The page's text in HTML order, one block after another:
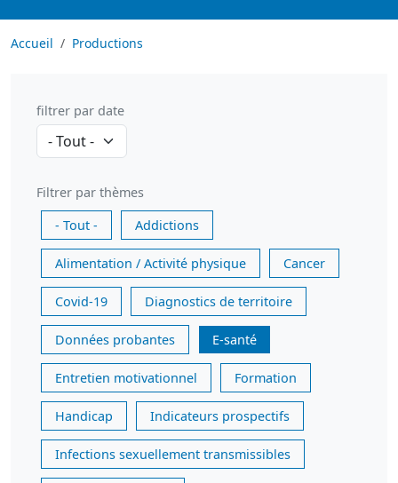
Accueil Productions
filtrer par date
Filtrer par thèmes
- Tout -
Addictions
Alimentation / Activité physique Cancer
Covid-19 Diagnostics de territoire
Données probantes E-santé
Entretien motivationnel Formation
Handicap Indicateurs prospectifs
Infections sexuellement transmissibles